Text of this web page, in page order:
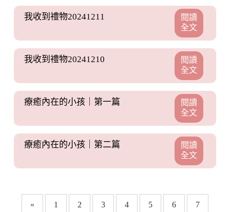
我收到禮物20241211
閱讀
全文
我收到禮物20241210
閱讀
全文
療癒內在的小孩｜第一篇
閱讀
全文
療癒內在的小孩｜第二篇
閱讀
全文
« 1 2 3 4 5 6 7